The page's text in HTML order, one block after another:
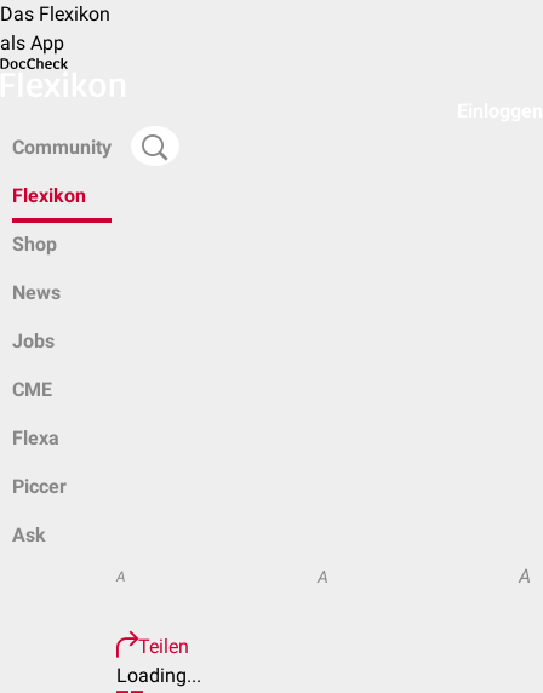
Das Flexikon
als App
Community
Flexikon
Shop
News
Jobs
CME
Flexa
Piccer
Ask
A A A
Teilen
Loading...